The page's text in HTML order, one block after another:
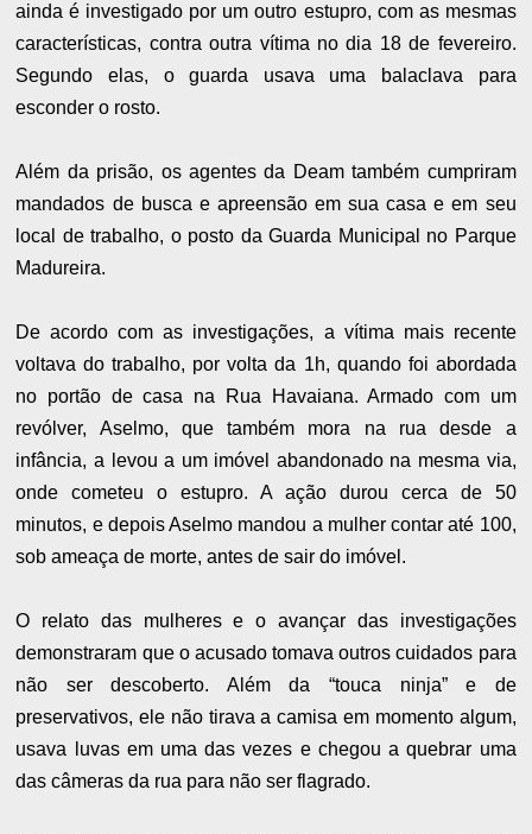
ainda é investigado por um outro estupro, com as mesmas
características, contra outra vítima no dia 18 de fevereiro.
Segundo elas, o guarda usava uma balaclava para
esconder o rosto.
Além da prisão, os agentes da Deam também cumpriram
mandados de busca e apreensão em sua casa e em seu
local de trabalho, o posto da Guarda Municipal no Parque
Madureira.
De acordo com as investigações, a vítima mais recente
voltava do trabalho, por volta da 1h, quando foi abordada
no portão de casa na Rua Havaiana. Armado com um
revólver, Aselmo, que também mora na rua desde a
infância, a levou a um imóvel abandonado na mesma via,
onde cometeu o estupro. A ação durou cerca de 50
minutos, e depois Aselmo mandou a mulher contar até 100,
sob ameaça de morte, antes de sair do imóvel.
O relato das mulheres e o avançar das investigações
demonstraram que o acusado tomava outros cuidados para
não ser descoberto. Além da “touca ninja” e de
preservativos, ele não tirava a camisa em momento algum,
usava luvas em uma das vezes e chegou a quebrar uma
das câmeras da rua para não ser flagrado.